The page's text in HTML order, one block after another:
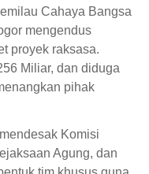
Cahaya Bangsa
mengendus
proyek raksasa.
Miliar, dan diduga
pihak
Komisi
Agung, dan